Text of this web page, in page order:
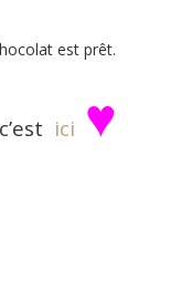
est prêt.
ici ♥